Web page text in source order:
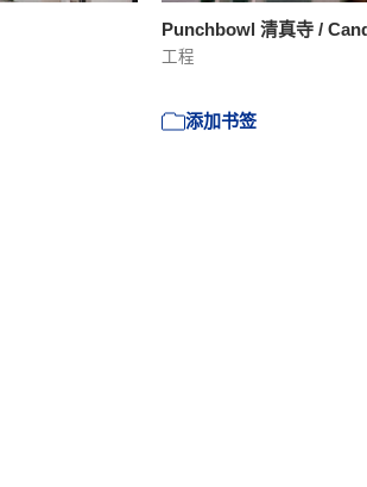
Punchbowl 清真寺 /
工程
添加书签